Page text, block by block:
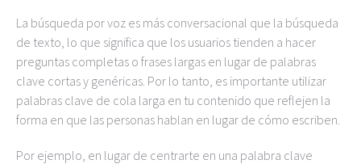
La búsqueda por voz es más conversacional que la búsqueda
de texto, lo que significa que los usuarios tienden a hacer
preguntas completas o frases largas en lugar de palabras
clave cortas y genéricas. Por lo tanto, es importante utilizar
palabras clave de cola larga en tu contenido que reflejen la
forma en que las personas hablan en lugar de cómo escriben.
Por ejemplo, en lugar de centrarte en una palabra clave